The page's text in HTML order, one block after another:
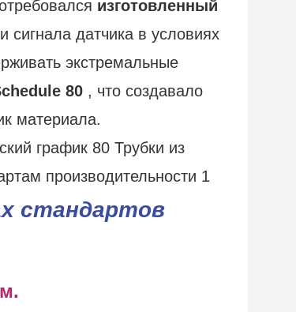
изготовленный
сигнала датчика в условиях
экстремальные
80, что создавало
материала.
стандартов